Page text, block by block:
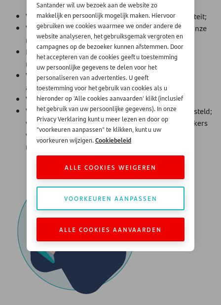
We beoordelen onze medewerkers alleen op kwaliteit;
We moedigen de professionele ontwikkeling van onze
medewerkers aan en ondersteunen dit van harte;
De processen in het dagelijkse werk van onze
medewerkers zijn makkelijk;
We nemen mensen aan met een afstand tot de
arbeidsmarkt;
We maken thuiswerken mogelijk;
We hebben een intern vertrouwenspersoon aangesteld;
via onze klokkenluidersregeling kunnen medewerkers
veilig en zonder gevolgen eventuele misstanden
melden.
Santander wil uw bezoek aan de website zo
makkelijk en persoonlijk mogelijk maken. Hiervoor
gebruiken we cookies waarmee we onder andere de
website analyseren, het gebruiksgemak vergroten en
campagnes op de bezoeker kunnen afstemmen. Door
het accepteren van de cookies geeft u toestemming
uw persoonlijke gegevens te delen voor het
personaliseren van advertenties. U geeft
toestemming voor het gebruik van cookies als u
hieronder op 'Alle cookies aanvaarden' klikt (inclusief
het gebruik van uw persoonlijke gegevens). In onze
Privacy Verklaring kunt u meer lezen en door op
"voorkeuren aanpassen" te klikken, kunt u uw
voorkeuren wijzigen.Cookiebeleid
ALLE COOKIES WEIGEREN
VOORKEUREN AANPASSEN
ALLE COOKIES AANVAARDEN